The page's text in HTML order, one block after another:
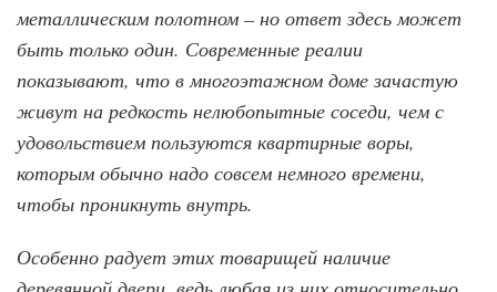
металлическим полотном – но ответ здесь может
быть только один. Современные реалии
показывают, что в многоэтажном доме зачастую
живут на редкость нелюбопытные соседи, чем с
удовольствием пользуются квартирные воры,
которым обычно надо совсем немного времени,
чтобы проникнуть внутрь.
Особенно радует этих товарищей наличие